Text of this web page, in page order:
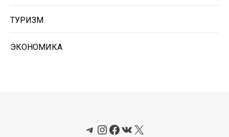
ТУРИЗМ
ЭКОНОМИКА
Telegram
Instagram
Facebook
ВКонтакте
X